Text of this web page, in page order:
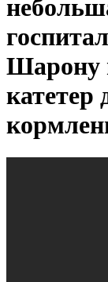
Шарону
катетер